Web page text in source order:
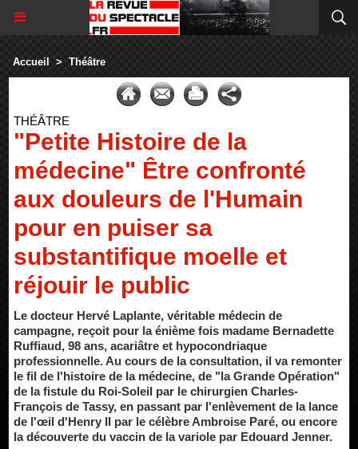
Accueil > Théâtre
THÉÂTRE
"Petite Histoire de la
médecine" Être confronté
aux douleurs de l'Humain
pour en puiser sa
substantifique moelle et
réjouir le public
Le docteur Hervé Laplante, véritable médecin de
campagne, reçoit pour la énième fois madame Bernadette
Ruffiaud, 98 ans, acariâtre et hypocondriaque
professionnelle. Au cours de la consultation, il va remonter
le fil de l'histoire de la médecine, de "la Grande Opération"
de la fistule du Roi-Soleil par le chirurgien Charles-
François de Tassy, en passant par l'enlèvement de la lance
de l'œil d'Henry II par le célèbre Ambroise Paré, ou encore
la découverte du vaccin de la variole par Edouard Jenner.